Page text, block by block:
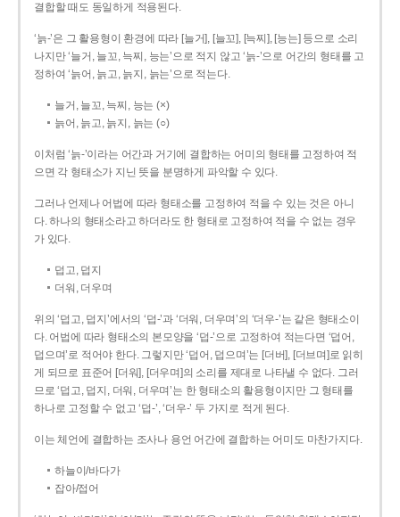
결합할 때도 동일하게 적용된다.
‘늙-’은 그 활용형이 환경에 따라 [늘거], [늘꼬], [늑찌], [능는] 등으로 소리
나지만 ‘늘거, 늘꼬, 늑찌, 능는’으로 적지 않고 ‘늙-’으로 어간의 형태를 고
정하여 ‘늙어, 늙고, 늙지, 늙는’으로 적는다.
늘거, 늘꼬, 늑찌, 능는 (×)
늙어, 늙고, 늙지, 늙는 (○)
이처럼 ‘늙-­’이라는 어간과 거기에 결합하는 어미의 형태를 고정하여 적
으면 각 형태소가 지닌 뜻을 분명하게 파악할 수 있다.
그러나 언제나 어법에 따라 형태소를 고정하여 적을 수 있는 것은 아니
다. 하나의 형태소라고 하더라도 한 형태로 고정하여 적을 수 없는 경우
가 있다.
덥고, 덥지
더워, 더우며
위의 ‘덥고, 덥지’에서의 ‘덥-­’과 ‘더워, 더우며’의 ‘더우-­’는 같은 형태소이
다. 어법에 따라 형태소의 본모양을 ‘덥-­’으로 고정하여 적는다면 ‘덥어,
덥으며’로 적어야 한다. 그렇지만 ‘덥어, 덥으며’는 [더버], [더브며]로 읽히
게 되므로 표준어 [더워], [더우며]의 소리를 제대로 나타낼 수 없다. 그러
므로 ‘덥고, 덥지, 더워, 더우며’는 한 형태소의 활용형이지만 그 형태를
하나로 고정할 수 없고 ‘덥-’, ‘더우-’ 두 가지로 적게 된다.
이는 체언에 결합하는 조사나 용언 어간에 결합하는 어미도 마찬가지다.
하늘이/바다가
잡아/접어